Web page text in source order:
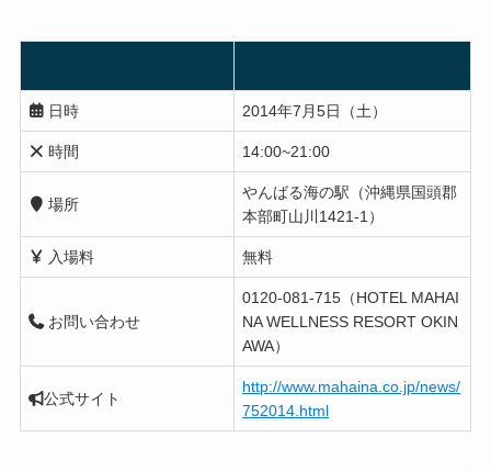
日時 2014年7月5日（土）
時間 14:00~21:00
場所
やんばる海の駅（沖縄県国頭郡
本部町山川1421-1）
入場料 無料
お問い合わせ
0120-081-715（HOTEL MAHAI
NA WELLNESS RESORT OKIN
AWA）
公式サイト
http://www.mahaina.co.jp/news/
752014.html